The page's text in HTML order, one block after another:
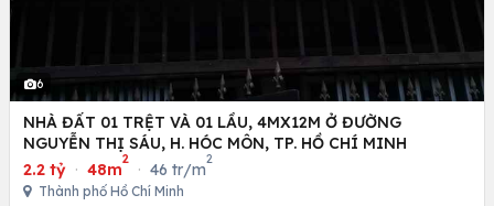
6
NHÀ ĐẤT 01 TRỆT VÀ 01 LẦU, 4MX12M Ở ĐƯỜNG
NGUYỄN THỊ SÁU, H. HÓC MÔN, TP. HỒ CHÍ MINH
2.2 tỷ · 48m
2
· 46 tr/m
2
Thành phố Hồ Chí Minh